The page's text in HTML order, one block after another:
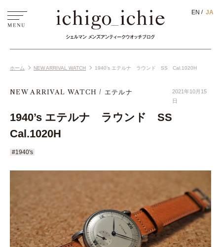
ホーム NEW ARRIVAL WATCH 1940’s エテルナ ラウンド SS Cal.1020H
NEW ARRIVAL WATCH エテルナ
2021年10月15
日
1940’s エテルナ ラウンド SS
Cal.1020H
#1940's
EN JA